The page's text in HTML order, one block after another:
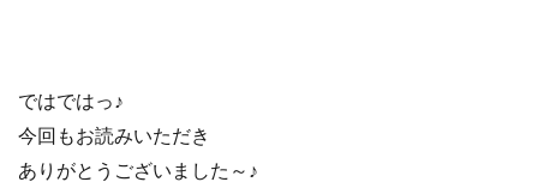
ではではっ♪
今回もお読みいただき
ありがとうございました～♪